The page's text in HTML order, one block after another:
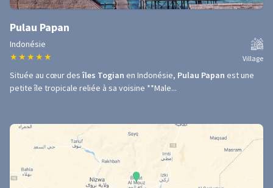
Pulau Papan
Indonésie
★ ★ ★ ★ ★ Village
Située au cœur desîles Togian en Indonésie, Pulau Papan est une
petite île tropicale reliée à sa voisine **Male...